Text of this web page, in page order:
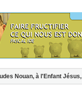
Nouan, à l'Enfant